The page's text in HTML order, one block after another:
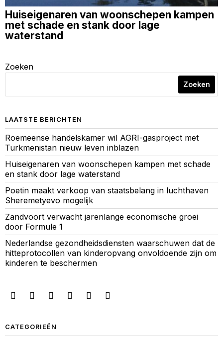
Huiseigenaren van woonschepen kampen
met schade en stank door lage
waterstand
Zoeken
Zoeken
LAATSTE BERICHTEN
Roemeense handelskamer wil AGRI-gasproject met
Turkmenistan nieuw leven inblazen
Huiseigenaren van woonschepen kampen met schade
en stank door lage waterstand
Poetin maakt verkoop van staatsbelang in luchthaven
Sheremetyevo mogelijk
Zandvoort verwacht jarenlange economische groei
door Formule 1
Nederlandse gezondheidsdiensten waarschuwen dat de
hitteprotocollen van kinderopvang onvoldoende zijn om
kinderen te beschermen
CATEGORIEËN